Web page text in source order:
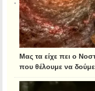
Μας τα είχε πει ο
που θέλουμε να